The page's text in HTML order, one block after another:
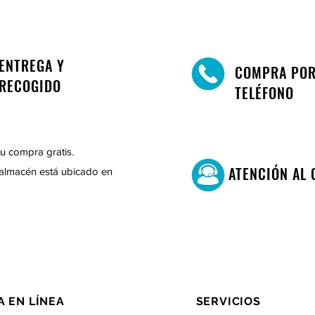
Y
compra gratis.
está ubicado en
COMPRA
TELÉFONO
ATENCIÓN AL
EN LÍNEA SERVICIOS